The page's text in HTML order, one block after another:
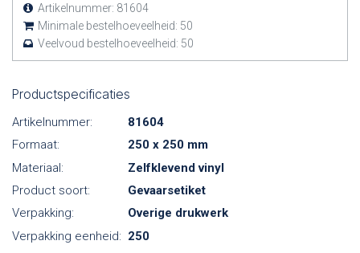
Artikelnummer: 81604
Minimale bestelhoeveelheid: 50
Veelvoud bestelhoeveelheid: 50
Productspecificaties
Artikelnummer:
81604
Formaat:
250 x 250 mm
Materiaal:
Zelfklevend vinyl
Product soort:
Gevaarsetiket
Verpakking:
Overige drukwerk
Verpakking eenheid: 250